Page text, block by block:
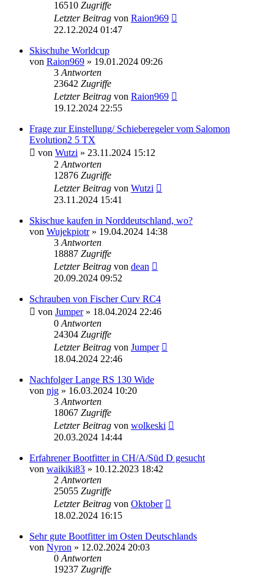
16510 Zugriffe
Letzter Beitrag von Raion969
22.12.2024 01:47
Skischuhe Worldcup
von Raion969 » 19.01.2024 09:26
3 Antworten
23642 Zugriffe
Letzter Beitrag von Raion969
19.12.2024 22:55
Frage zur Einstellung/ Schieberegeler vom Salomon
Evolution2 5 TX
von Wutzi » 23.11.2024 15:12
2 Antworten
12876 Zugriffe
Letzter Beitrag von Wutzi
23.11.2024 15:41
Skischue kaufen in Norddeutschland, wo?
von Wujekpiotr» 19.04.2024 14:38
3 Antworten
18887 Zugriffe
Letzter Beitrag von dean
20.09.2024 09:52
Schrauben von Fischer Curv RC4
von Jumper» 18.04.2024 22:46
0 Antworten
24304 Zugriffe
Letzter Beitrag von Jumper
18.04.2024 22:46
Nachfolger Lange RS 130 Wide
von njg » 16.03.2024 10:20
3 Antworten
18067 Zugriffe
Letzter Beitrag von wolkeski
20.03.2024 14:44
Erfahrener Bootfitter in CH/A/Süd D gesucht
von waikiki83 » 10.12.2023 18:42
2 Antworten
25055 Zugriffe
Letzter Beitrag von Oktober
18.02.2024 16:15
Sehr gute Bootfitter im Osten Deutschlands
von Nyron » 12.02.2024 20:03
0 Antworten
19237 Zugriffe